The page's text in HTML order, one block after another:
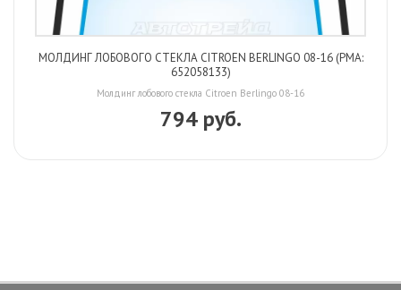
МОЛДИНГ ЛОБОВОГО СТЕКЛА CITROEN BERLINGO 08-16 (PMA:
652058133)
Молдинг лобового стекла Citroen Berlingo 08-16
794 руб.